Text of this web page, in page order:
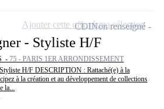
- Styliste H/F
- 75 - PARIS 1ER ARRONDISSEMENT
H/F DESCRIPTION : Rattaché(e) à la
à la création et au développement de collections
la...
CDINon renseigné
Ajouter cette offre à ma sélection